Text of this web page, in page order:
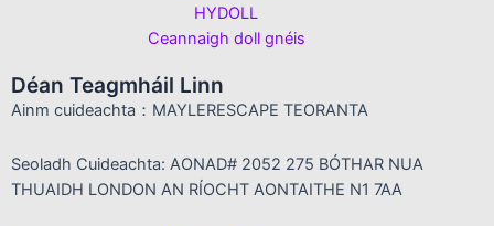
HYDOLL
Ceannaigh doll gnéis
Déan Teagmháil Linn
Ainm cuideachta：MAYLERESCAPE TEORANTA
Seoladh Cuideachta: AONAD# 2052 275 BÓTHAR NUA
THUAIDH LONDON AN RÍOCHT AONTAITHE N1 7AA